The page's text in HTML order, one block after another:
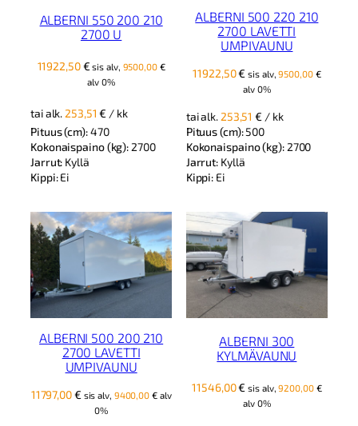
ALBERNI 550 200 210
2700 U
11922,50€ sis alv, 9500,00 €
alv 0%
tai alk. 253,51€ / kk
Pituus (cm):470
Kokonaispaino (kg): 2700
Jarrut: Kyllä
Kippi:Ei
ALBERNI 500 220 210
2700 LAVETTI
UMPIVAUNU
11922,50€ sis alv,9500,00 €
alv 0%
tai alk. 253,51€ / kk
Pituus (cm):500
Kokonaispaino (kg): 2700
Jarrut: Kyllä
Kippi: Ei
ALBERNI 500 200 210
2700 LAVETTI
UMPIVAUNU
11797,00€ sis alv, 9400,00 €alv
0%
ALBERNI 300
KYLMÄVAUNU
11546,00€ sis alv,9200,00 €
alv 0%